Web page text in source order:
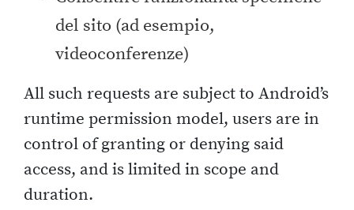
del sito (ad esempio,
videoconferenze)
All such requests are subject to Android’s
runtime permission model, users are in
control of granting or denying said
access, and is limited in scope and
duration.